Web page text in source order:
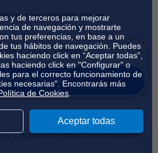
las aseguradoras líderes
de Coche Renault
Ofertas
y aprovecha todas las ventajas de
y de terceros para mejorar
de navegación y mostrarte
tus preferencias, en base a un
tus hábitos de navegación. Puedes
haciendo click en “Aceptar todas”,
haciendo click en "Configurar" o
para el correcto funcionamiento de
necesarias". Encontrarás más
de Cookies
Aceptar todas